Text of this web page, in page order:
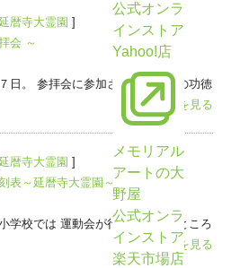
公式オンラ
インストア
Yahoo!店
メモリアル
アートの大
野屋
公式オンラ
インストア
楽天市場店
暦寺大霊園 ]
会 ～
日。 参拝会に参加された皆さまの功徳
>>続きを見る
暦寺大霊園 ]
表～延暦寺大霊園～
学校では 運動会が行われているところ
>>続きを見る